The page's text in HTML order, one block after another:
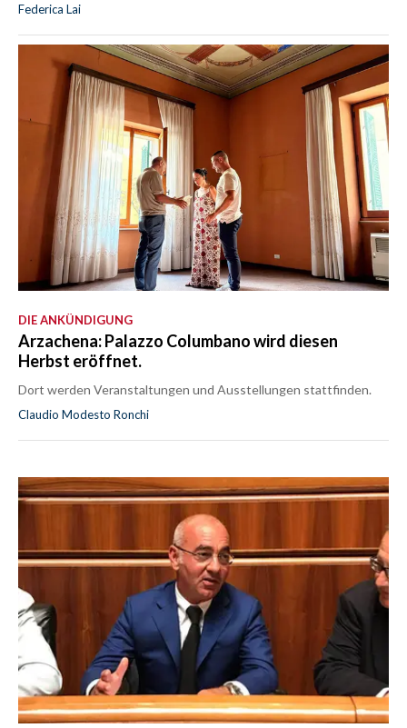
Federica Lai
DIE ANKÜNDIGUNG
Arzachena: Palazzo Columbano wird diesen
Herbst eröffnet.
Dort werden Veranstaltungen und Ausstellungen stattfinden.
Claudio Modesto Ronchi